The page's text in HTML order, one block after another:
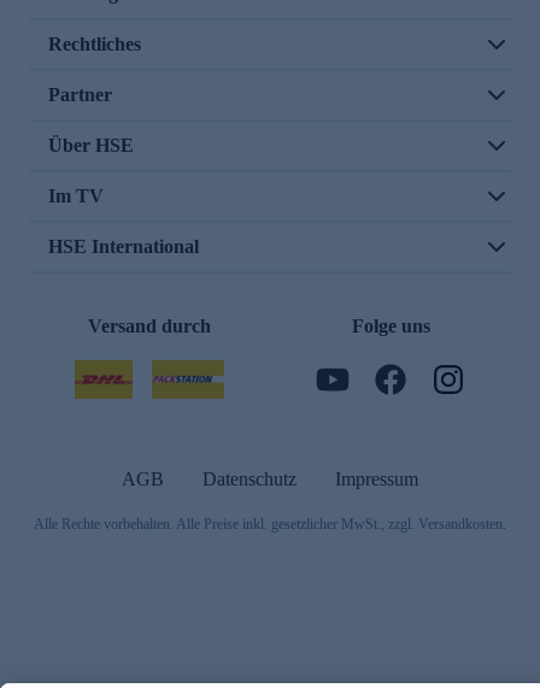
Rechtliches
Partner
Über HSE
Im TV
HSE International
Versand durch Folge uns
AGB Datenschutz Impressum
Alle Rechte vorbehalten. Alle Preise inkl. gesetzlicher MwSt., zzgl. Versandkosten.